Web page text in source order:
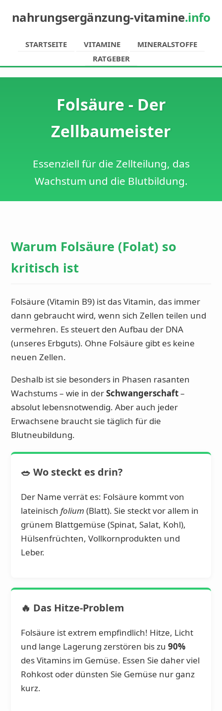
nahrungsergänzung-vitamine.info
STARTSEITE VITAMINE
MINERALSTOFFE
RATGEBER
Folsäure - Der
Zellbaumeister
Essenziell für die Zellteilung, das
Wachstum und die Blutbildung.
Warum Folsäure (Folat) so
kritisch ist
Folsäure (Vitamin B9) ist das Vitamin, das immer
dann gebraucht wird, wenn sich Zellen teilen und
vermehren. Es steuert den Aufbau der DNA
(unseres Erbguts). Ohne Folsäure gibt es keine
neuen Zellen.
Deshalb ist sie besonders in Phasen rasanten
Wachstums – wie in derSchwangerschaft–
absolut lebensnotwendig. Aber auch jeder
Erwachsene braucht sie täglich für die
Blutneubildung.
🥗 Wo steckt es drin?
Der Name verrät es: Folsäure kommt von
lateinischfolium (Blatt). Sie steckt vor allem in
grünem Blattgemüse (Spinat, Salat, Kohl),
Hülsenfrüchten, Vollkornprodukten und
Leber.
🔥 Das Hitze-Problem
Folsäure ist extrem empfindlich! Hitze, Licht
und lange Lagerung zerstören bis zu90%
des Vitamins im Gemüse. Essen Sie daher viel
Rohkost oder dünsten Sie Gemüse nur ganz
kurz.